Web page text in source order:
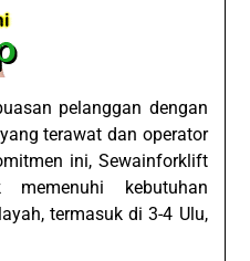
pelanggan dengan
terawat dan operator
ini, Sewainforklift
kebutuhan
termasuk di 3-4 Ulu,